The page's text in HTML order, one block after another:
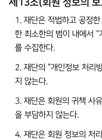
제13조(회원 정보의
1. 재단은 적법하고 공정
한 최소한의 범이 내에서
를 수집한다.
2. 재단의 “개인정보 처리
지 않는다.
3. 재단은 회원의 귀책 사
을 부담하지 않는다.
4. 재단은 회원 정보의 처